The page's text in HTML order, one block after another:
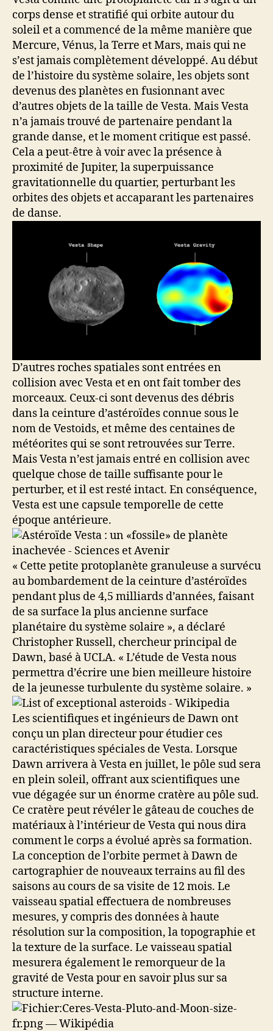
corps dense et stratifié qui orbite autour du
soleil et a commencé de la même manière que
Mercure, Vénus, la Terre et Mars, mais qui ne
s’est jamais complètement développé. Au début
de l’histoire du système solaire, les objets sont
devenus des planètes en fusionnant avec
d’autres objets de la taille de Vesta. Mais Vesta
n’a jamais trouvé de partenaire pendant la
grande danse, et le moment critique est passé.
Cela a peut-être à voir avec la présence à
proximité de Jupiter, la superpuissance
gravitationnelle du quartier, perturbant les
orbites des objets et accaparant les partenaires
de danse.
D’autres roches spatiales sont entrées en
collision avec Vesta et en ont fait tomber des
morceaux. Ceux-ci sont devenus des débris
dans la ceinture d’astéroïdes connue sous le
nom de Vestoids, et même des centaines de
météorites qui se sont retrouvées sur Terre.
Mais Vesta n’est jamais entré en collision avec
quelque chose de taille suffisante pour le
perturber, et il est resté intact. En conséquence,
Vesta est une capsule temporelle de cette
époque antérieure.
« Cette petite protoplanète granuleuse a survécu
au bombardement de la ceinture d’astéroïdes
pendant plus de 4,5 milliards d’années, faisant
de sa surface la plus ancienne surface
planétaire du système solaire », a déclaré
Christopher Russell, chercheur principal de
Dawn, basé à UCLA. « L’étude de Vesta nous
permettra d’écrire une bien meilleure histoire
de la jeunesse turbulente du système solaire. »
Les scientifiques et ingénieurs de Dawn ont
conçu un plan directeur pour étudier ces
caractéristiques spéciales de Vesta. Lorsque
Dawn arrivera à Vesta en juillet, le pôle sud sera
en plein soleil, offrant aux scientifiques une
vue dégagée sur un énorme cratère au pôle sud.
Ce cratère peut révéler le gâteau de couches de
matériaux à l’intérieur de Vesta qui nous dira
comment le corps a évolué après sa formation.
La conception de l’orbite permet à Dawn de
cartographier de nouveaux terrains au fil des
saisons au cours de sa visite de 12 mois. Le
vaisseau spatial effectuera de nombreuses
mesures, y compris des données à haute
résolution sur la composition, la topographie et
la texture de la surface. Le vaisseau spatial
mesurera également le remorqueur de la
gravité de Vesta pour en savoir plus sur sa
structure interne.